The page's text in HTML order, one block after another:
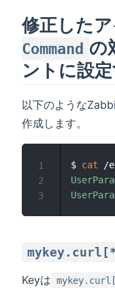
修正した
Command の
ントに設
以下のような
作成します。
$ cat
1
2
3
Keyは